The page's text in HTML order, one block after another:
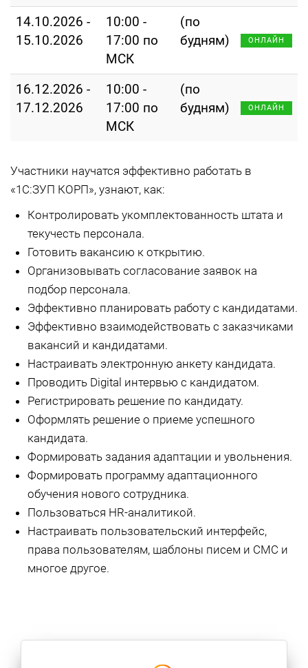
14.10.2026 -
15.10.2026
10:00 -
17:00 по
МСК
(по
будням)
ОНЛАЙН
16.12.2026 -
17.12.2026
10:00 -
17:00 по
МСК
(по
будням)
ОНЛАЙН
Участники научатся эффективно работать в
«1С:ЗУП КОРП», узнают, как:
Контролировать укомплектованность штата и
текучесть персонала.
Готовить вакансию к открытию.
Организовывать согласование заявок на
подбор персонала.
Эффективно планировать работу с кандидатами.
Эффективно взаимодействовать с заказчиками
вакансий и кандидатами.
Настраивать электронную анкету кандидата.
Проводить Digital интервью с кандидатом.
Регистрировать решение по кандидату.
Оформлять решение о приеме успешного
кандидата.
Формировать задания адаптации и увольнения.
Формировать программу адаптационного
обучения нового сотрудника.
Пользоваться HR-аналитикой.
Настраивать пользовательский интерфейс,
права пользователям, шаблоны писем и СМС и
многое другое.